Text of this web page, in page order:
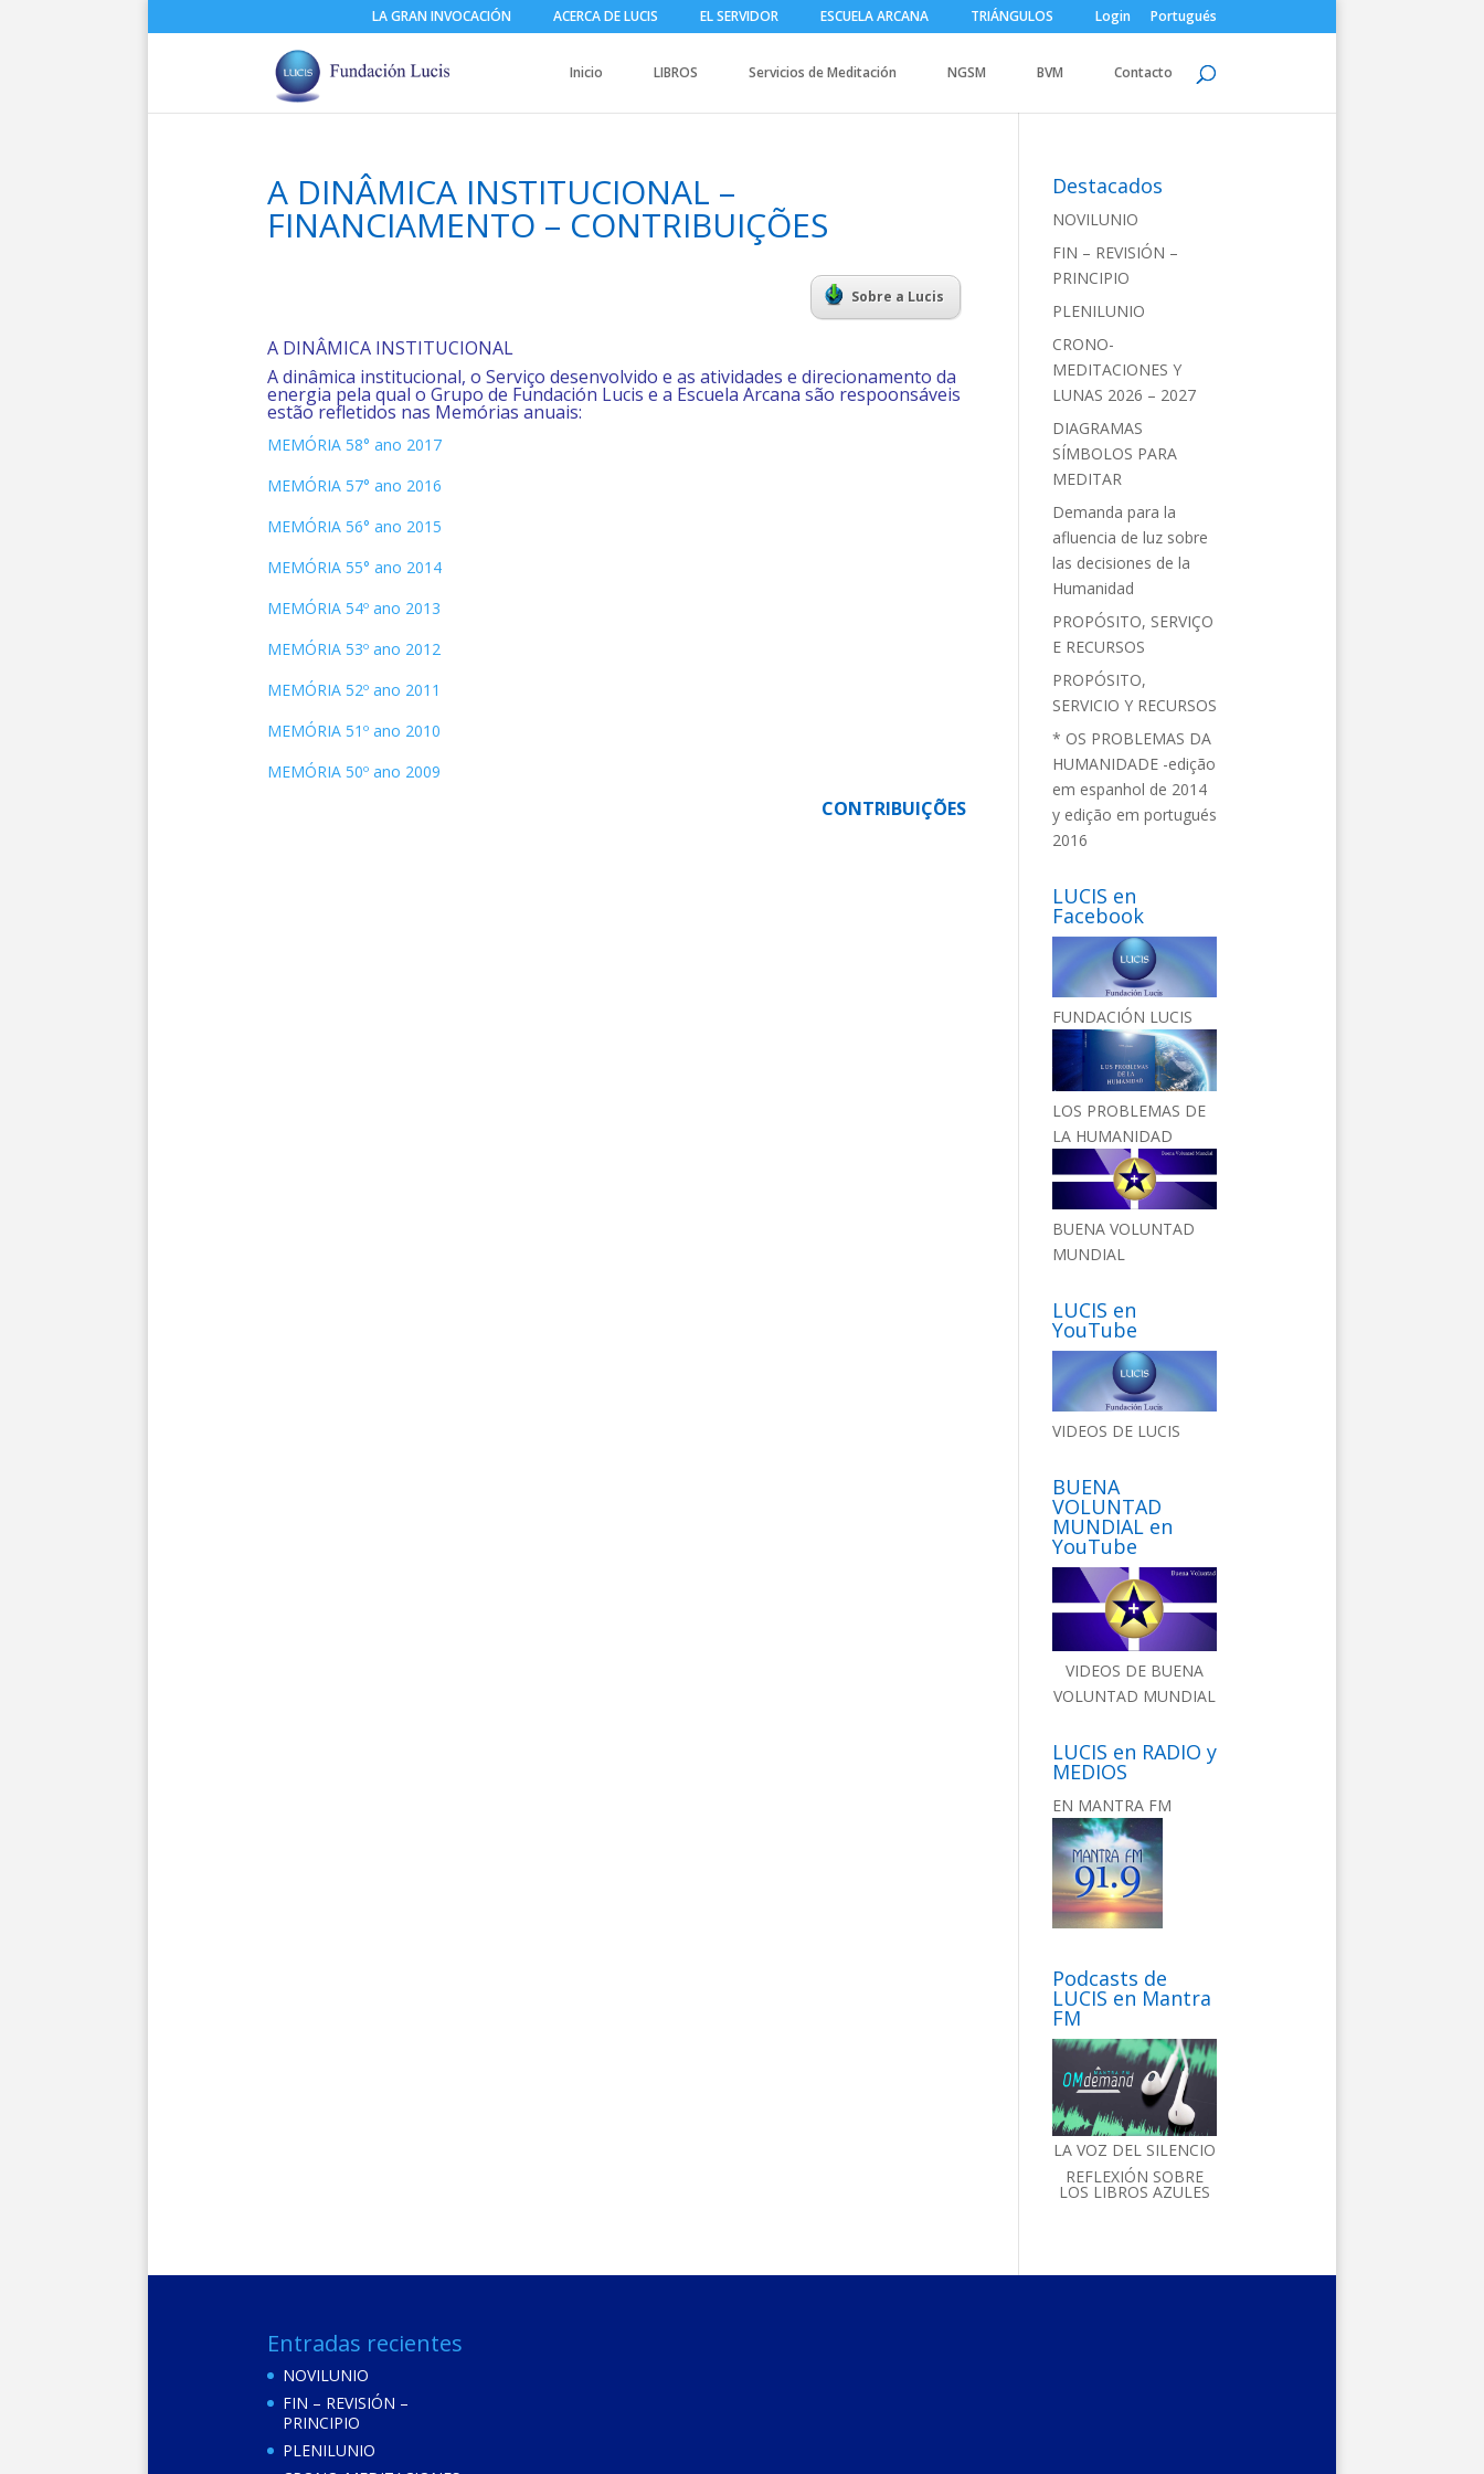
LA GRAN INVOCACIÓN ACERCA DE LUCIS EL SERVIDOR ESCUELA ARCANA TRIÁNGULOS Login Portugués
Inicio LIBROS Servicios de Meditación NGSM BVM Contacto
A DINÂMICA INSTITUCIONAL –
FINANCIAMENTO – CONTRIBUIÇÕES
Sobre a Lucis
A DINÂMICA INSTITUCIONAL
A dinâmica institucional, o Serviço desenvolvido e as atividades e direcionamento da
energia pela qual o Grupo de Fundación Lucis e a Escuela Arcana são respoonsáveis
estão refletidos nas Memórias anuais:
MEMÓRIA 58° ano 2017
MEMÓRIA 57° ano 2016
MEMÓRIA 56° ano 2015
MEMÓRIA 55° ano 2014
MEMÓRIA 54º ano 2013
MEMÓRIA 53º ano 2012
MEMÓRIA 52º ano 2011
MEMÓRIA 51º ano 2010
MEMÓRIA 50º ano 2009
CONTRIBUIÇÕES
Destacados
NOVILUNIO
FIN – REVISIÓN –
PRINCIPIO
PLENILUNIO
CRONO-
MEDITACIONES Y
LUNAS 2026 – 2027
DIAGRAMAS
SÍMBOLOS PARA
MEDITAR
Demanda para la
afluencia de luz sobre
las decisiones de la
Humanidad
PROPÓSITO, SERVIÇO
E RECURSOS
PROPÓSITO,
SERVICIO Y RECURSOS
* OS PROBLEMAS DA
HUMANIDADE -edição
em espanhol de 2014
y edição em portugués
2016
LUCIS en
Facebook
FUNDACIÓN LUCIS
LOS PROBLEMAS DE
LA HUMANIDAD
BUENA VOLUNTAD
MUNDIAL
LUCIS en
YouTube
VIDEOS DE LUCIS
BUENA
VOLUNTAD
MUNDIAL en
YouTube
VIDEOS DE BUENA
VOLUNTAD MUNDIAL
LUCIS en RADIO y
MEDIOS
EN MANTRA FM
Podcasts de
LUCIS en Mantra
FM
LA VOZ DEL SILENCIO
REFLEXIÓN SOBRE
LOS LIBROS AZULES
Entradas recientes
NOVILUNIO
FIN – REVISIÓN –
PRINCIPIO
PLENILUNIO